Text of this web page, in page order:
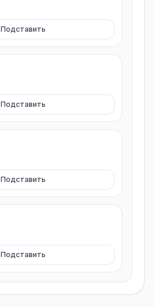
Подставить
Подставить
Подставить
Подставить